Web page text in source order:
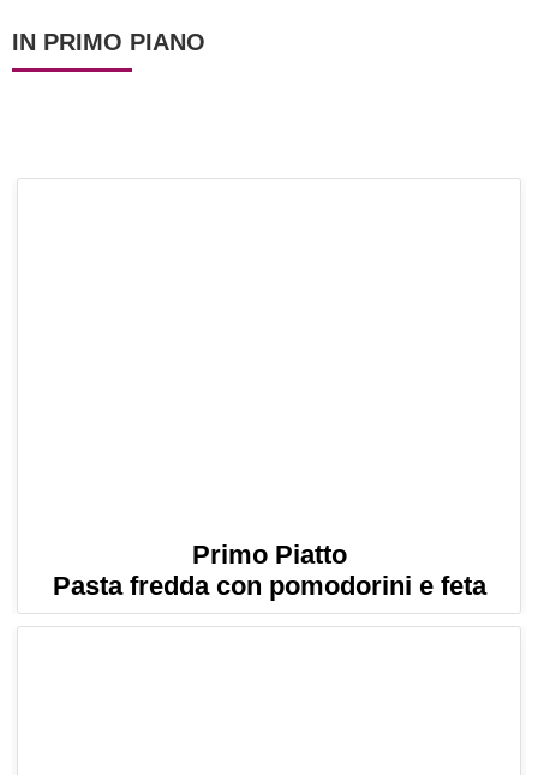
IN PRIMO PIANO
Primo Piatto
Pasta fredda con pomodorini e feta